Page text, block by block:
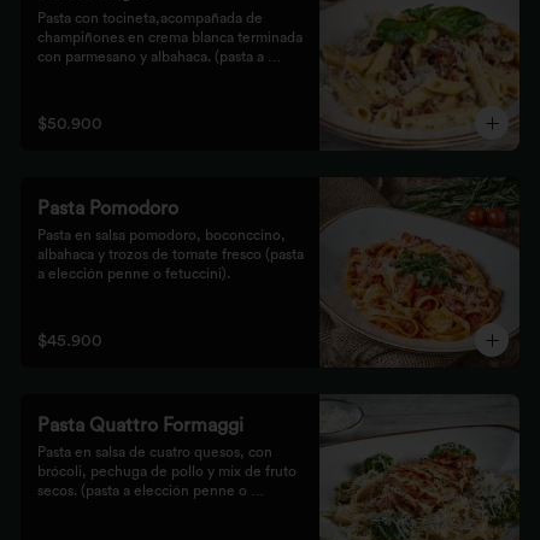
Pasta con tocineta,acompañada de
champiñones en crema blanca terminada
con parmesano y albahaca. (pasta a
$50.900
Pasta Pomodoro
Pasta en salsa pomodoro, boconccino,
albahaca y trozos de tomate fresco (pasta
a elección penne o fetuccini).
$45.900
Pasta Quattro Formaggi
Pasta en salsa de cuatro quesos, con
brócoli, pechuga de pollo y mix de fruto
secos. (pasta a elección penne o